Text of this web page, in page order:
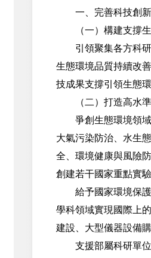
一、完善科技創新
（一）構建支撐生
引領聚集各方科研
生態環境品質持續改
技成果支撐引領生態
（二）打造高水準
爭創生態環境領域
大氣污染防治、水生
全、環境健康與風險
創建若干國家重點實
給予國家環境保護
學科領域實現國際上
建設、大型儀器設備
支援部屬科研單位